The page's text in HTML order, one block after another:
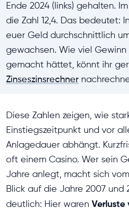
Ende 2024 (links) gehalten.
die Zahl 12,4. Das bedeutet:
euer Geld durchschnittlich
gewachsen. Wie viel Gewinn
gemacht hättet, könnt ihr
Zinseszinsrechner
Diese Zahlen zeigen, wie
Einstiegszeitpunkt und vor
Anlagedauer abhängt.
oft einem Casino. Wer sein
Jahre anlegt, macht sich
Blick auf die Jahre 2007 und
deutlich: Hier waren Verluste